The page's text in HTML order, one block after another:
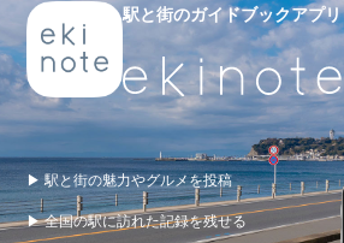
駅と街のガイドブックアプリ
▶ 駅と街の魅力やグルメを投稿
▶ 全国の駅に訪れた記録を残せる